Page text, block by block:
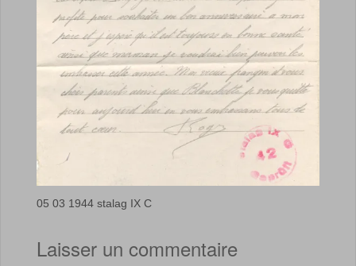
05 03 1944 stalag IX C
Laisser un commentaire